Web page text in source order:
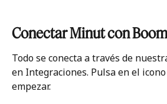
Conectar Minut con Boom
Todo se conecta a través de
en Integraciones. Pulsa en el
empezar.